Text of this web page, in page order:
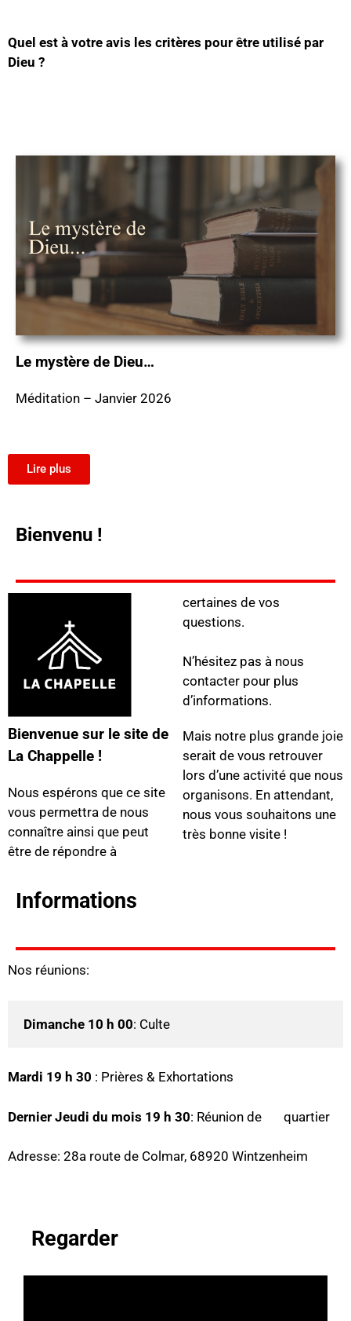
Quel est à votre avis les critères pour être utilisé par
Dieu ?
Le mystère de Dieu…
Méditation – Janvier 2026
Lire plus
Bienvenu !
Bienvenue sur le site de
La Chappelle !
Nous espérons que ce site
vous permettra de nous
connaître ainsi que peut
être de répondre à
certaines de vos
questions.
N’hésitez pas à nous
contacter pour plus
d’informations.
Mais notre plus grande joie
serait de vous retrouver
lors d’une activité que nous
organisons. En attendant,
nous vous souhaitons une
très bonne visite !
Informations
Nos réunions:
Dimanche 10 h 00: Culte
Mardi 19 h 30 : Prières & Exhortations
Dernier Jeudi du mois 19 h 30: Réunion de quartier
Adresse: 28a route de Colmar, 68920 Wintzenheim
Regarder